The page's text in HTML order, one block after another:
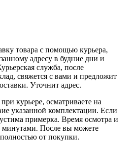
товара с помощью курьера,
адресу в будние дни и
служба, после
свяжется с вами и предложит
Уточнит адрес.
курьере, осматриваете на
указанной комплектации. Если
примерка. Время осмотра и
минутами. После вы можете
от покупки.